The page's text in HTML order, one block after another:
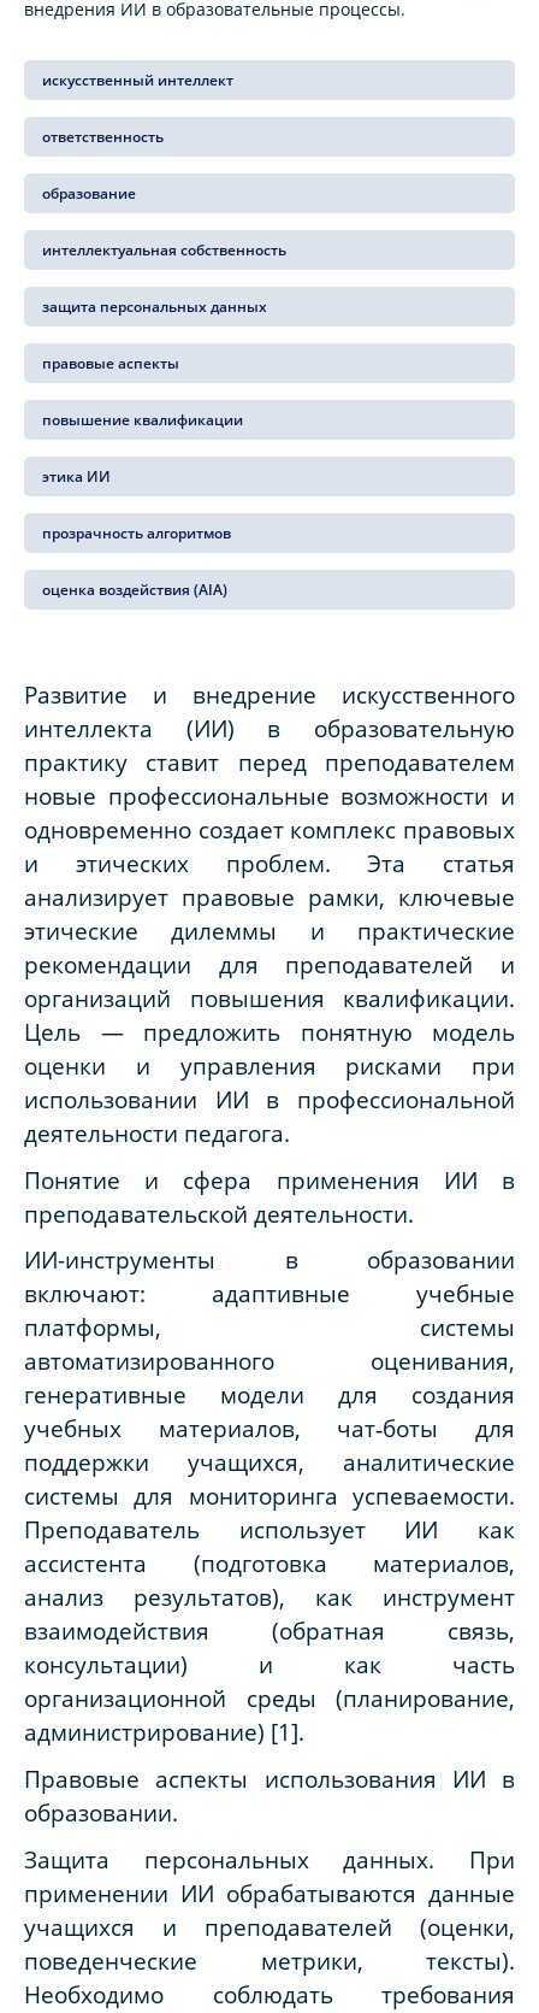
внедрения ИИ в образовательные процессы.
искусственный интеллект
ответственность
образование
интеллектуальная собственность
защита персональных данных
правовые аспекты
повышение квалификации
этика ИИ
прозрачность алгоритмов
оценка воздействия (AIA)
Развитие и внедрение искусственного
интеллекта (ИИ) в образовательную
практику ставит перед преподавателем
новые профессиональные возможности и
одновременно создает комплекс правовых
и этических проблем. Эта статья
анализирует правовые рамки, ключевые
этические дилеммы и практические
рекомендации для преподавателей и
организаций повышения квалификации.
Цель — предложить понятную модель
оценки и управления рисками при
использовании ИИ в профессиональной
деятельности педагога.
Понятие и сфера применения ИИ в
преподавательской деятельности.
ИИ-инструменты в образовании
включают: адаптивные учебные
платформы, системы
автоматизированного оценивания,
генеративные модели для создания
учебных материалов, чат‑боты для
поддержки учащихся, аналитические
системы для мониторинга успеваемости.
Преподаватель использует ИИ как
ассистента (подготовка материалов,
анализ результатов), как инструмент
взаимодействия (обратная связь,
консультации) и как часть
организационной среды (планирование,
администрирование) [1].
Правовые аспекты использования ИИ в
образовании.
Защита персональных данных. При
применении ИИ обрабатываются данные
учащихся и преподавателей (оценки,
поведенческие метрики, тексты).
Необходимо соблюдать требования